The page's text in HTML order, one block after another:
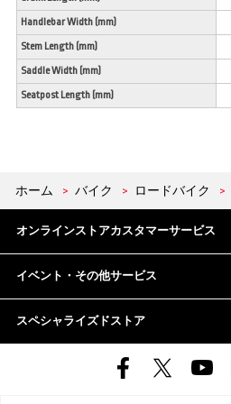
Handlebar Width (mm)
Stem Length (mm)
Saddle Width (mm)
Seatpost Length (mm)
ホーム > バイク > ロードバイク >
オンラインストアカスタマーサービス
イベント・その他サービス
スペシャライズドストア